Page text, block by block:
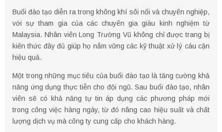
Buổi đào tạo diễn ra trong không khí sôi nổi và chuyên nghiệp,
với sự tham gia của các chuyên gia giàu kinh nghiệm từ
Malaysia. Nhân viên Long Trường Vũ không chỉ được trang bị
kiến thức đầy đủ giúp họ nắm vững các kỹ thuật xử lý cáu cặn
hiệu quả.
Một trong những mục tiêu của buổi đào tạo là tăng cường khả
năng ứng dụng thực tiễn cho đội ngũ. Sau buổi đào tạo, nhân
viên sẽ có khả năng tự tin áp dụng các phương pháp mới
trong công việc hàng ngày, từ đó nâng cao hiệu suất và chất
lượng dịch vụ mà công ty cung cấp cho khách hàng.